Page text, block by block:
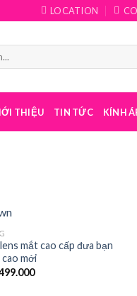
LOCATION
THIỆU TIN TỨC KÍNH
mắt cao cấp đưa bạn
mới